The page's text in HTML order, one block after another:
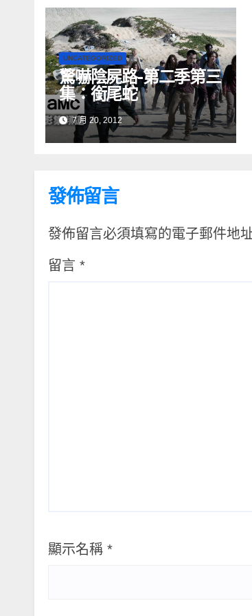
UNCATEGORIZED
驚嚇陰屍路-第二季第三
集：銜尾蛇
7 月 20, 2012
發佈留言
發佈留言必須填寫的電子郵件地
留言 *
顯示名稱 *